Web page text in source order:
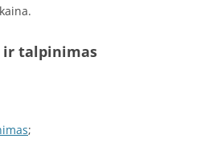
ir talpinimas
;